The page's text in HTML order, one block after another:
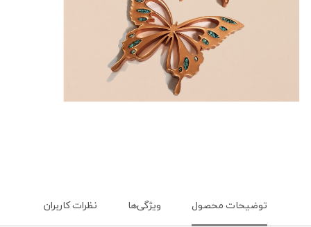
توضیحات محصول ویژگی‌ها نظرات کاربران